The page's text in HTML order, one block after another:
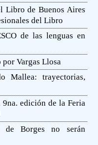
Libro de Buenos Aires
del Libro
de las lenguas en
Vargas Llosa
Mallea: trayectorias,
9na. edición de la Feria
de Borges no serán